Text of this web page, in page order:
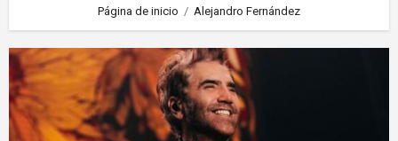
Página de inicio Alejandro Fernández